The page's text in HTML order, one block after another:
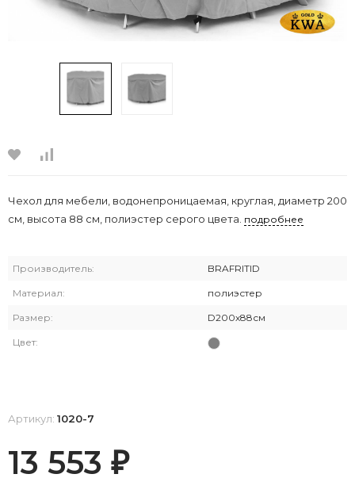
Чехол для мебели, водонепроницаемая, круглая, диаметр 200
см, высота 88 см, полиэстер серого цвета. подробнее
Производитель: BRAFRITID
Материал: полиэстер
Размер: D200х88см
Цвет:
Артикул: 1020-7
13 553 ₽